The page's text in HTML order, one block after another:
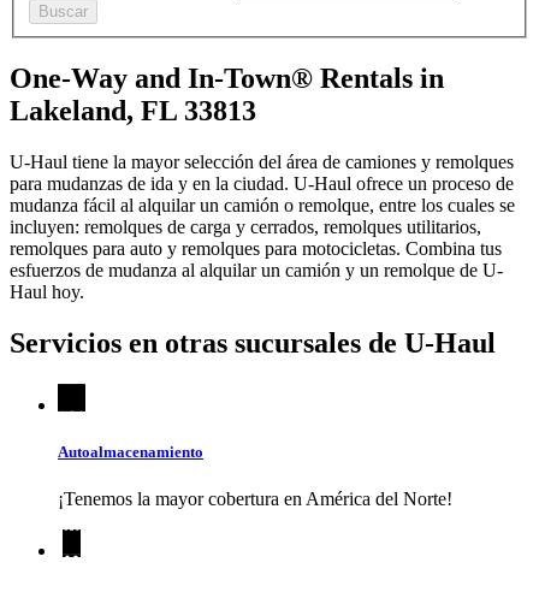
Buscar
One-Way and In-Town® Rentals in
Lakeland, FL 33813
U-Haul tiene la mayor selección del área de camiones y remolques
para mudanzas de ida y en la ciudad. U-Haul ofrece un proceso de
mudanza fácil al alquilar un camión o remolque, entre los cuales se
incluyen: remolques de carga y cerrados, remolques utilitarios,
remolques para auto y remolques para motocicletas. Combina tus
esfuerzos de mudanza al alquilar un camión y un remolque de U-
Haul hoy.
Servicios en otras sucursales de U-Haul
Autoalmacenamiento
¡Tenemos la mayor cobertura en América del Norte!